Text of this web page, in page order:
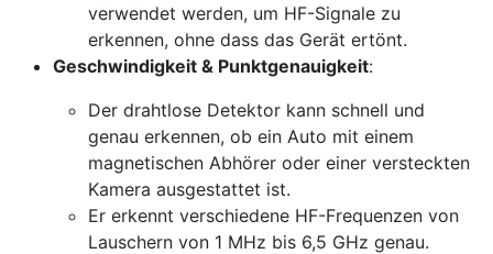
verwendet werden, um HF-Signale zu
erkennen, ohne dass das Gerät ertönt.
Geschwindigkeit & Punktgenauigkeit:
Der drahtlose Detektor kann schnell und
genau erkennen, ob ein Auto mit einem
magnetischen Abhörer oder einer versteckten
Kamera ausgestattet ist.
Er erkennt verschiedene HF-Frequenzen von
Lauschern von 1 MHz bis 6,5 GHz genau.